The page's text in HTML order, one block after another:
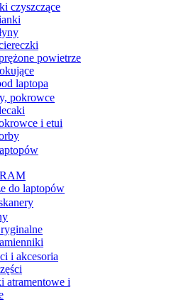
czyszczące
powietrze
laptopa
pokrowce
i etui
do laptopów
i akcesoria
atramentowe i